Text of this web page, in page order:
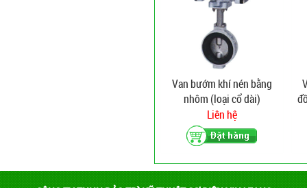
Van bướm khí nén bằng
nhôm (loại cổ dài)
Liên hệ